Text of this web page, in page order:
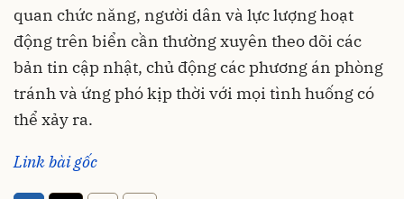
quan chức năng, người dân và lực lượng hoạt
động trên biển cần thường xuyên theo dõi các
bản tin cập nhật, chủ động các phương án phòng
tránh và ứng phó kịp thời với mọi tình huống có
thể xảy ra.
Link bài gốc